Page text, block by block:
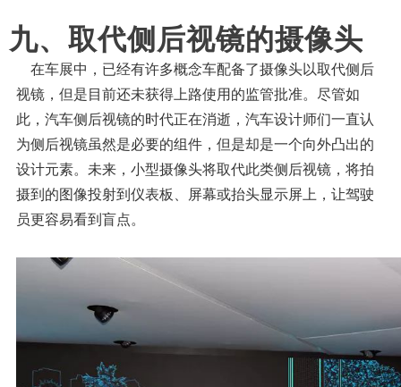
九、取代侧后视镜的摄像头
在车展中，已经有许多概念车配备了摄像头以取代侧后
视镜，但是目前还未获得上路使用的监管批准。尽管如
此，汽车侧后视镜的时代正在消逝，汽车设计师们一直认
为侧后视镜虽然是必要的组件，但是却是一个向外凸出的
设计元素。未来，小型摄像头将取代此类侧后视镜，将拍
摄到的图像投射到仪表板、屏幕或抬头显示屏上，让驾驶
员更容易看到盲点。